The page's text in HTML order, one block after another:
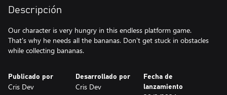
Descripción
Our character is very hungry in this endless platform game.
That's why he needs all the bananas. Don't get stuck in obstacles
while collecting bananas.
Publicado por
Cris Dev
Desarrollado por
Cris Dev
Fecha de
lanzamiento